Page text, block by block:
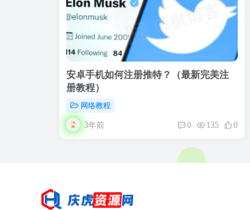
安卓手机如何注册推特？（最新完美注
册教程）
网络教程
3年前 0 135 0